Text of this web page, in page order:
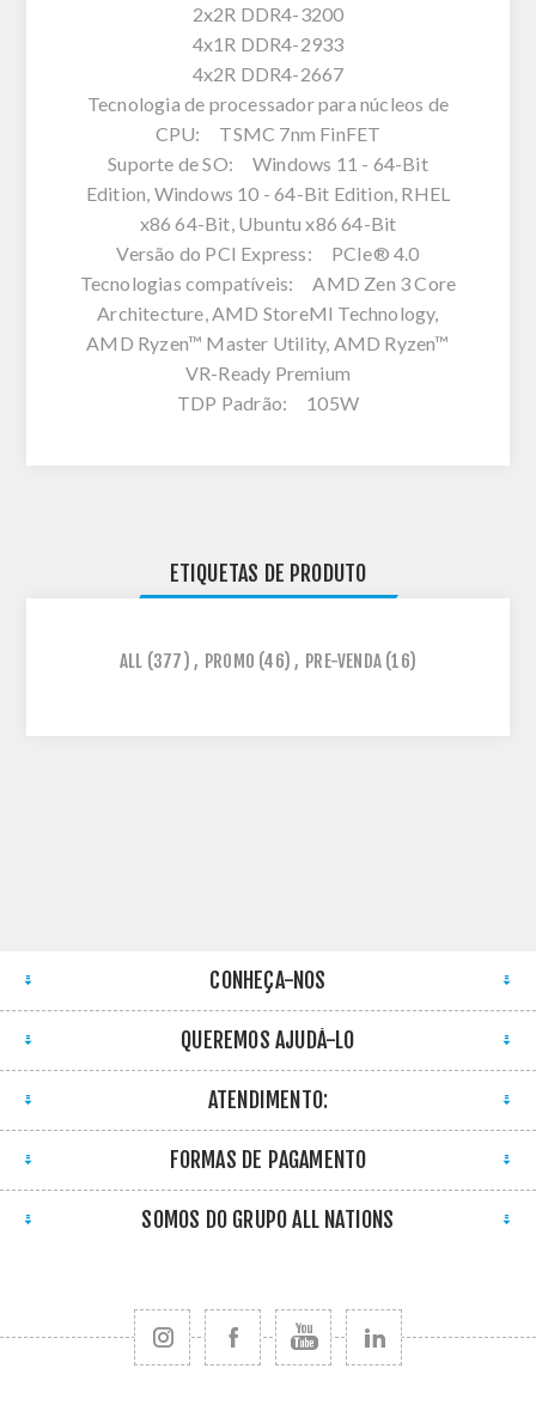
2x2R DDR4-3200
4x1R DDR4-2933
4x2R DDR4-2667
Tecnologia de processador para núcleos de
CPU: TSMC 7nm FinFET
Suporte de SO: Windows 11 - 64-Bit
Edition, Windows 10 - 64-Bit Edition, RHEL
x86 64-Bit, Ubuntu x86 64-Bit
Versão do PCI Express: PCIe® 4.0
Tecnologias compatíveis: AMD Zen 3 Core
Architecture, AMD StoreMI Technology,
AMD Ryzen™ Master Utility, AMD Ryzen™
VR-Ready Premium
TDP Padrão: 105W
ETIQUETAS DE PRODUTO
ALL (377) , PROMO (46) , PRE-VENDA (16)
CONHEÇA-NOS
QUEREMOS AJUDÁ-LO
ATENDIMENTO:
FORMAS DE PAGAMENTO
SOMOS DO GRUPO ALL NATIONS